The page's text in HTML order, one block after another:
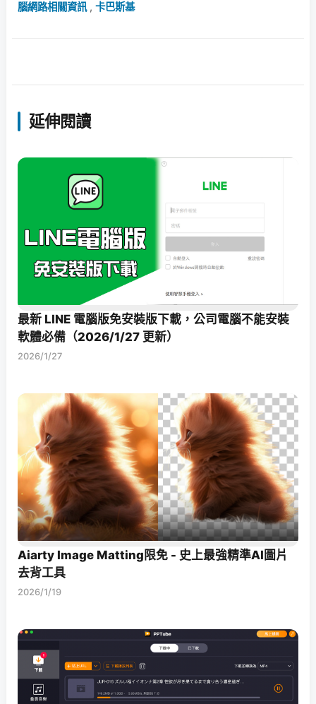
腦網路相關資訊, 卡巴斯基
延伸閱讀
最新 LINE 電腦版免安裝版下載，公司電腦不能安裝
軟體必備（2026/1/27 更新）
2026/1/27
Aiarty Image Matting限免 - 史上最強精準AI圖片
去背工具
2026/1/19